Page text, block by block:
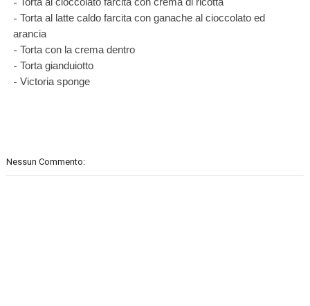
- Torta al latte caldo farcita con ganache al cioccolato ed
arancia
- Torta con la crema dentro
- Torta gianduiotto
- Victoria sponge
Nessun Commento: